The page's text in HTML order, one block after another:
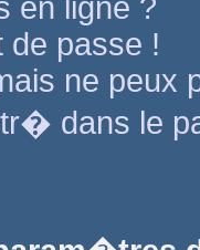
en ligne ?
de passe !
ne peux
dans le